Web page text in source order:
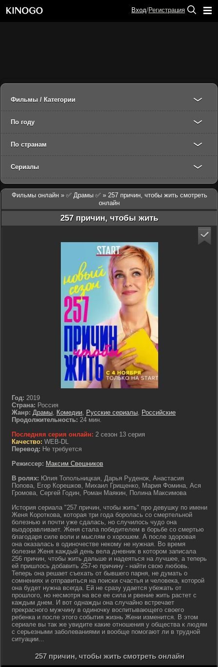
Фильмы / Категории
По году
По странам
Сериалы
Фильмы онлайн » ✅ Драмы ✅ » 257 причин, чтобы жить смотреть
онлайн
257 причин, чтобы жить
Год: 2019
Страна: Россия
Жанр: Драмы, Комедии, Русские сериалы, Российские
Продолжительность: 24 мин.
Последняя серия онлайн: 2 сезон 13 серия
Качество: WEB-DL
Перевод: Не требуется
Режиссер: Максим Свешников
В ролях: Юлия Топольницкая, Дарья Руденок, Анастасия
Попова, Егор Корешков, Михаил Грищенко, Мария Фомина, Ася
Громова, Сергей Годин, Роман Маякин, Полина Максимова
История сериала "257 причин, чтобы жить" про девушку по имени
Женя Короткова, которая три года боролась со смертельной
болезнью и почти уже сдалась, но случилось чудо она
выздоравливает. Женя стала победителем в борьбе со смертью
благодаря силе воли и мыслям о хорошем. А после здоровая
она оказалась в одиночестве некому не нужная. Во время
болезни Женя каждый день вела дневник в котором записала
256 причин, чтобы жить дальше и надеяться на лучшее, а теперь
ей пришлось добавить 257-ю причину - найти свою любовь.
Теперь она решает съехать от бывшего парня, не думать о
сомнениях и отправиться на поиски счастья и человека, которой
она будет нужна всегда. Ей не сразу удается убежать от
прошлого, но несмотря на все ее сила и рвение жить растет с
каждым днем. И вот однажды она случайно встречает
прекрасного мужчину в одиночку воспитывающего своего
ребенка и после этого события жизнь Жени изменится. В этом
сериале вы так же увидите какие отношения у общества к людям
с серьезными заболеваниями и вообще помогают ли в трудной
ситуации...
257 причин, чтобы жить смотреть онлайн
Вход/Регистрация